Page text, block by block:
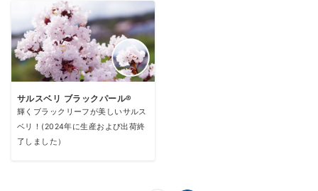
サルスベリ ブラックパール®
輝くブラックリーフが美しいサルス
ベリ！(2024年に生産および出荷終
了しました）